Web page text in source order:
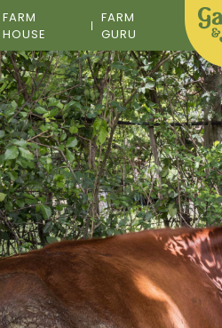
FARM
HOUSE
FARM
GURU